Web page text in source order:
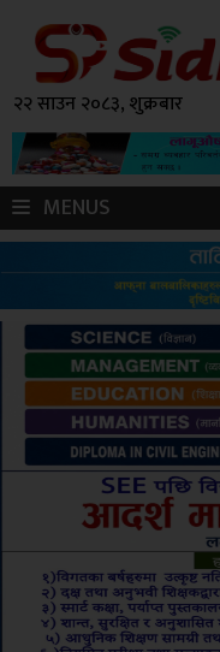
२२ साउन २०८३, शुक्रबार
MENUS